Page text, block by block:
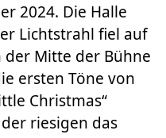
2024. Die Halle
Lichtstrahl fiel auf
der Mitte der Bühne
ersten Töne von
Christmas“
riesigen das